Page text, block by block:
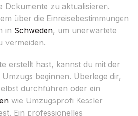
Dokumente zu aktualisieren.
über die Einreisebestimmungen
in Schweden, um unerwartete
vermeiden.
erstellt hast, kannst du mit der
beginnen. Überlege dir,
durchführen oder ein
wie Umzugsprofi Kessler
Ein professionelles